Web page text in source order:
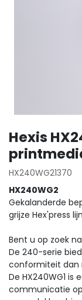
Hexis
HX240WG21370
HX240WG2
Gekalanderde
grijze Hex'press
Bent u op zoek
De 240-serie
conformiteit dan
De HX240WG1
communicatie